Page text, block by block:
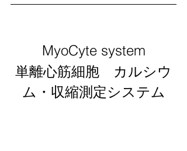
MyoCyte system
単離心筋細胞　カルシウ
ム・収縮測定システム